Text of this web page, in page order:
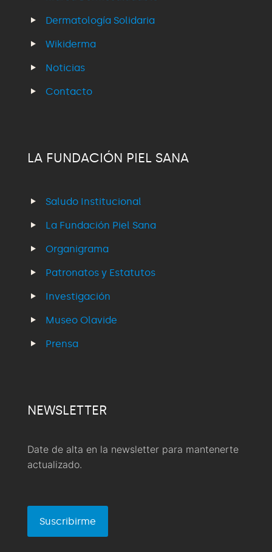
Dermatología Solidaria
Wikiderma
Noticias
Contacto
LA FUNDACIÓN PIEL SANA
Saludo Institucional
La Fundación Piel Sana
Organigrama
Patronatos y Estatutos
Investigación
Museo Olavide
Prensa
NEWSLETTER
Date de alta en la newsletter para mantenerte
actualizado.
Suscribirme